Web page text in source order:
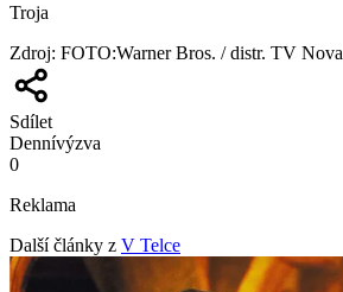
Troja
Zdroj: FOTO:Warner Bros. / distr. TV Nova
Sdílet
Dennívýzva
0
Reklama
Další články z V Telce